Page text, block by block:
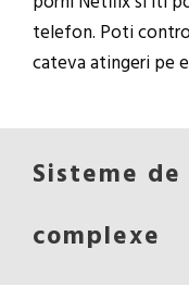
telefon. Poti
cateva atingeri pe
Sisteme
complexe